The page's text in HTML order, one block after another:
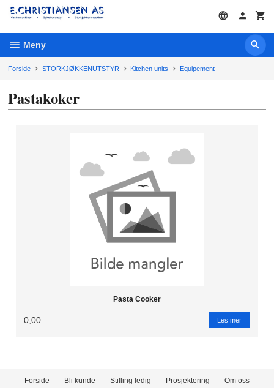
Gå
innholdet
Meny
Forside STORKJØKKENUTSTYR Kitchen units Equipement
Pastakoker
Pasta Cooker
0,00 Les mer
Forside Bli kunde Stilling ledig Prosjektering Om oss